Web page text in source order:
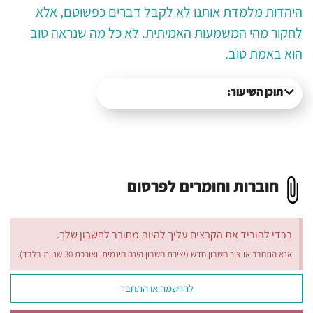
היהדות מלמדת אותנו לא לקבל דברים כפשוטם, אלא
לחקור מהי המשמעות האמיתית. לא כל מה שנראה טוב
הוא באמת טוב.
תוכן השיעור:
חוברות וחומרים לפרסום
בכדי להוריד את הקבצים עליך להיות מחובר לחשבון שלך.
אנא התחבר או צור חשבון חדש (יצירת חשבון הינה חינמית, ואורכת 30 שניות בלבד).
להרשמה או התחבר